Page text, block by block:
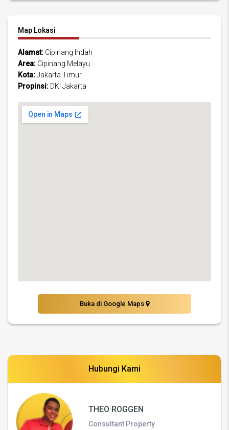
Map Lokasi
Alamat: Cipinang Indah
Area: Cipinang Melayu
Kota:Jakarta Timur
Propinsi: DKI Jakarta
Buka di Google Maps
Hubungi Kami
THEO ROGGEN
Consultant Property